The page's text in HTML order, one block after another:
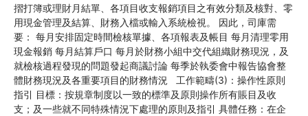
摺打簿或理財月結單、各項目收支報銷項目之有效分類及核對、零
用現金管理及結算、財務入檔或輸入系統檢視。 因此，司庫需
要： 每月安排固定時間檢核單據、各項報表及帳目 每月清理零用
現金報銷 每月結算戶口 每月於財務小組中交代組織財務現況，及
就檢核過程發現的問題發起商議討論 每季於執委會中報告協會整
體財務現況及各重要項目的財務情況 工作範疇(3)：操作性原則
指引 目標：按規章制度以一致的標準及原則操作所有賬目及收
支；及一些就不同特殊情況下處理的原則及指引 具體任務：在企